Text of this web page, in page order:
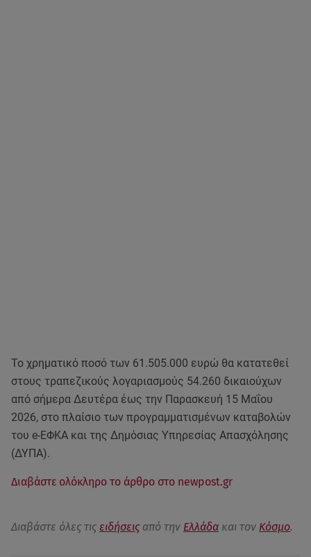
Το χρηματικό ποσό των 61.505.000 ευρώ θα κατατεθεί
στους τραπεζικούς λογαριασμούς 54.260 δικαιούχων
από σήμερα Δευτέρα έως την Παρασκευή 15 Μαΐου
2026, στο πλαίσιο των προγραμματισμένων καταβολών
του e-ΕΦΚΑ και της Δημόσιας Υπηρεσίας Απασχόλησης
(ΔΥΠΑ).
Διαβάστε ολόκληρο το άρθρο στο newpost.gr
Διαβάστε όλες τις ειδήσεις από την Ελλάδα και τον Κόσμο.